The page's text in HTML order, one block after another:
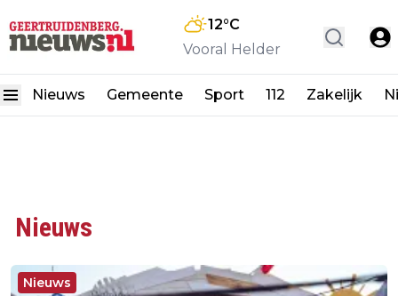
12°C
Vooral Helder
Nieuws Gemeente Sport 112 Zakelijk
Nieuws
Nieuws